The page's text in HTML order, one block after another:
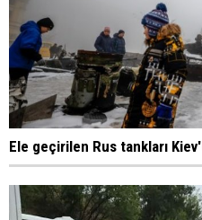
Ele geçirilen Rus tankları